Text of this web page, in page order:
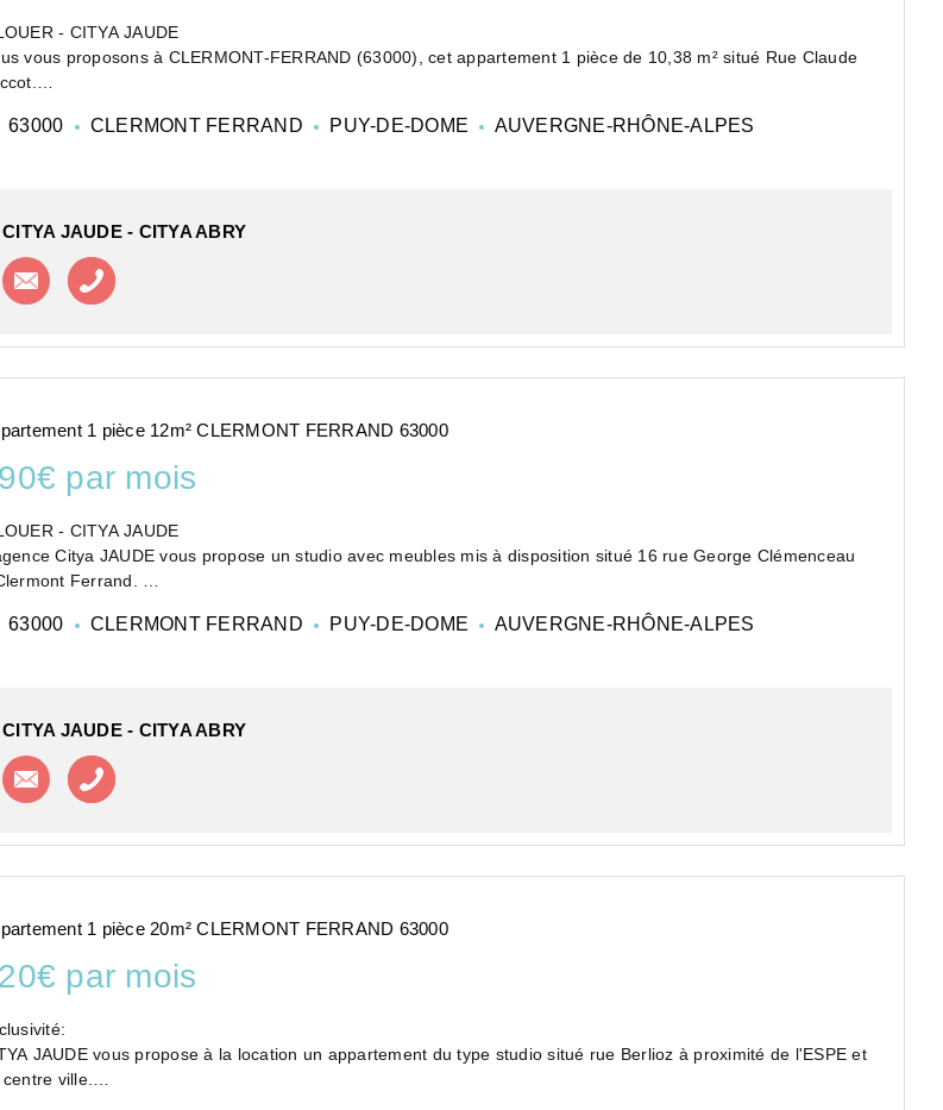
- CITYA JAUDE
vous proposons à CLERMONT-FERRAND (63000), cet appartement 1 pièce de 10,38 m² situé Rue Claude
de chauffage est indiv...
63000 CLERMONT FERRAND PUY-DE-DOME AUVERGNE-RHÔNE-ALPES
CITYA JAUDE - CITYA ABRY
Contacter l'agence
1 pièce 12m² CLERMONT FERRAND 63000
par mois
- CITYA JAUDE
Citya JAUDE vous propose un studio avec meubles mis à disposition situé 16 rue George Clémenceau
Ferrand.
63000 CLERMONT FERRAND PUY-DE-DOME AUVERGNE-RHÔNE-ALPES
CITYA JAUDE - CITYA ABRY
Contacter l'agence
1 pièce 20m² CLERMONT FERRAND 63000
par mois
JAUDE vous propose à la location un appartement du type studio situé rue Berlioz à proximité de l'ESPE et
ville.